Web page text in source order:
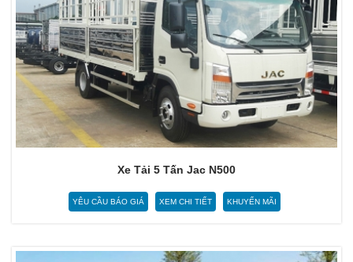
Xe Tải 5 Tấn Jac N500
YÊU CẦU BÁO GIÁ XEM CHI TIẾT KHUYẾN MÃI